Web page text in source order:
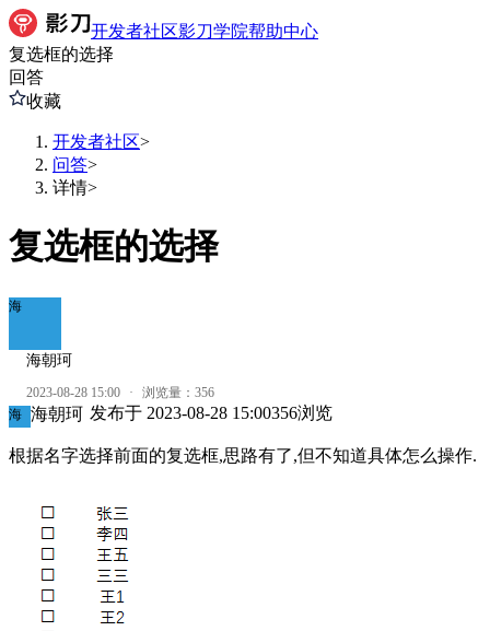
开发者社区影刀学院帮助中心
复选框的选择
回答
收藏
开发者社区>
问答>
详情>
复选框的选择
海
海朝珂
2023-08-28 15:00 · 浏览量： 356
海 海朝珂 发布于 2023-08-28 15:00356浏览
根据名字选择前面的复选框,思路有了,但不知道具体怎么操作.